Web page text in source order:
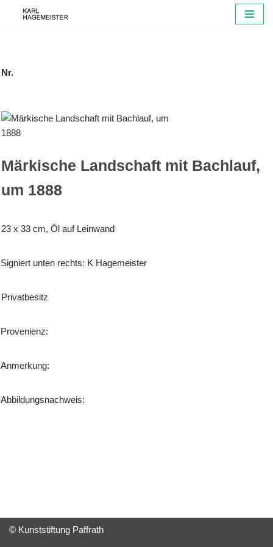
Nr.
Märkische Landschaft mit Bachlauf,
um 1888
23 x 33 cm, Öl auf Leinwand
Signiert unten rechts: K Hagemeister
Privatbesitz
Provenienz:
Anmerkung:
Abbildungsnachweis:
© Kunststiftung Paffrath